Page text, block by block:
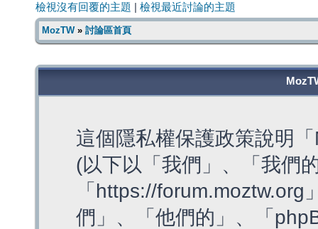
檢視沒有回覆的主題 檢視最近討論的主題
MozTW» 討論區首頁
這個隱私權保護政策說明
(以下以「我們」、「我們
「https://
們」、「他們的」、「